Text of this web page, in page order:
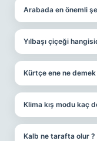
Arabada en önemli
Yılbaşı çiçeği
Kürtçe ene ne demek
Klima kış modu kaç
Kalb ne tarafta olur ?